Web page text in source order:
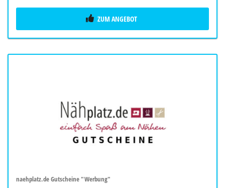
ZUM ANGEBOT
naehplatz.de Gutscheine "Werbung"